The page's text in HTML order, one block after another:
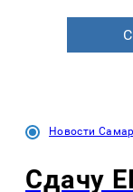
Новости
Сдачу